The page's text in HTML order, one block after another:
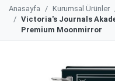
Anasayfa Kurumsal Ürünler
Victoria's Journals
Premium Moonmirror